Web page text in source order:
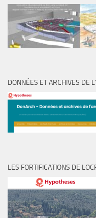
DONNÉES ET ARCHIVES DE
LES FORTIFICATIONS DE